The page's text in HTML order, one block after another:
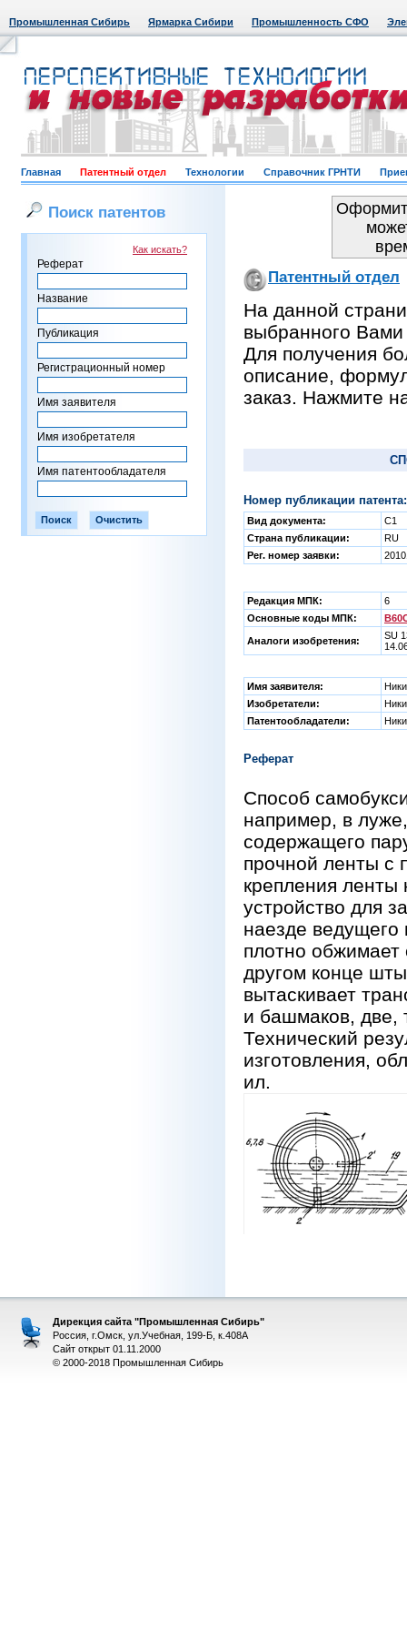
Промышленная Сибирь Ярмарка Сибири Промышленность СФО
Главная Патентный отдел Технологии Справочник ГРНТИ
Поиск патентов
Как искать?
Реферат
Название
Публикация
Регистрационный номер
Имя заявителя
Имя изобретателя
Имя патентообладателя
Патентный отдел
На данной
выбранного Вами
Для получения
описание,
заказ. Нажмите
Номер публикации
Вид документа:
C1
Страна публикации:
RU
Рег. номер заявки:
Редакция МПК:
6
Основные коды МПК:
Аналоги изобретения:
SU
Имя заявителя:
Изобретатели:
Патентообладатели:
Реферат
Способ
например, в
содержащего
прочной ленты с
крепления ленты
устройство для
наезде ведущего
плотно обжимает
другом конце
вытаскивает
и башмаков, две,
Технический
изготовления,
ил.
Дирекция сайта "Промышленная Сибирь"
Россия, г.Омск, ул.Учебная, 199-Б, к.408А
Сайт открыт 01.11.2000
© 2000-2018 Промышленная Сибирь